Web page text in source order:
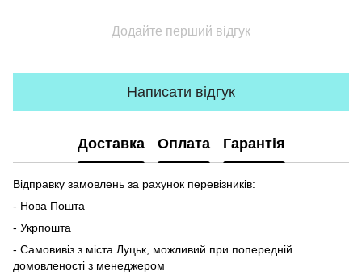
Додайте перший відгук
Написати відгук
Доставка Оплата Гарантія
Відправку замовлень за рахунок перевізників:
- Нова Пошта
- Укрпошта
- Самовивіз з міста Луцьк, можливий при попередній
домовленості з менеджером